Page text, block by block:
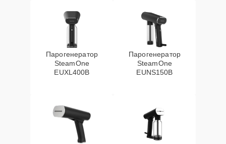
Парогенератор
SteamOne
EUXL400B
Парогенератор
SteamOne
EUNS150B